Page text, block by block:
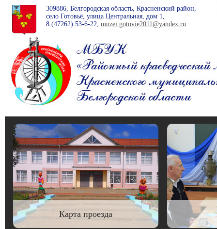
309886, Белгородская область, Красненский район,
село Готовьё, улица Центральная, дом 1,
8 (47262) 53-6-22, muzei.gotovie2011@yandex.ru
Карта проезда